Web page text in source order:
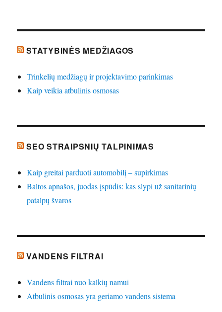
STATYBINĖS MEDŽIAGOS
Trinkelių medžiagų ir projektavimo parinkimas
Kaip veikia atbulinis osmosas
SEO STRAIPSNIŲ TALPINIMAS
Kaip greitai parduoti automobilį – supirkimas
Baltos apnašos, juodas įspūdis: kas slypi už sanitarinių
patalpų švaros
VANDENS FILTRAI
Vandens filtrai nuo kalkių namui
Atbulinis osmosas yra geriamo vandens sistema